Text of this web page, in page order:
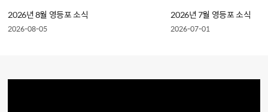
2026년 8월 영등포 소식
2026-08-05
2026년 7월 영등포 소식
2026-07-01